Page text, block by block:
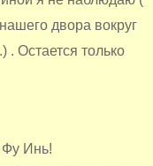
двора вокруг
. Остается только
Фу Инь!